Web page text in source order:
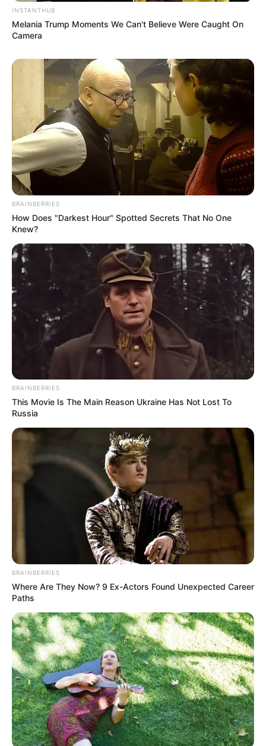
INSTANTHUB
Melania Trump Moments We Can't Believe Were Caught On
Camera
BRAINBERRIES
How Does "Darkest Hour" Spotted Secrets That No One
Knew?
BRAINBERRIES
This Movie Is The Main Reason Ukraine Has Not Lost To
Russia
BRAINBERRIES
Where Are They Now? 9 Ex-Actors Found Unexpected Career
Paths